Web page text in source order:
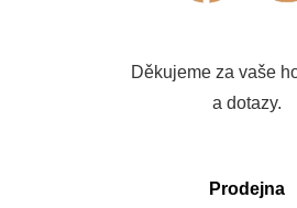
Děkujeme za vaše
a dotazy.
Prodejna